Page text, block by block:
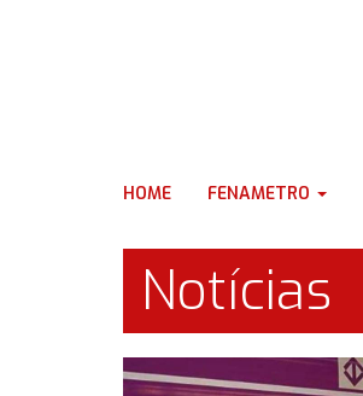
HOME FENAMETRO
Notícias